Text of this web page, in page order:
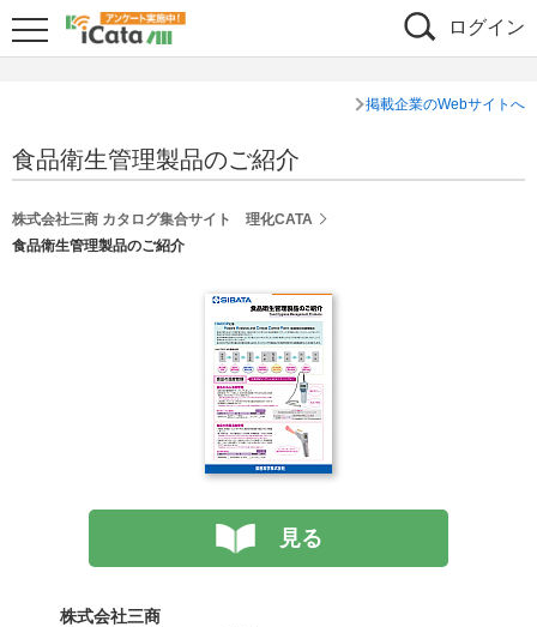
ログイン
掲載企業のWebサイトへ
食品衛生管理製品のご紹介
株式会社三商 カタログ集合サイト 理化CATA
食品衛生管理製品のご紹介
見る
株式会社三商